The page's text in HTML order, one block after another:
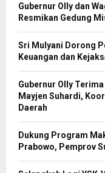
Gubernur Olly dan
Resmikan Gedung
Sri Mulyani Dorong
Keuangan dan
Gubernur Olly
Mayjen Suhardi,
Daerah
Dukung Program
Prabowo, Pemprov